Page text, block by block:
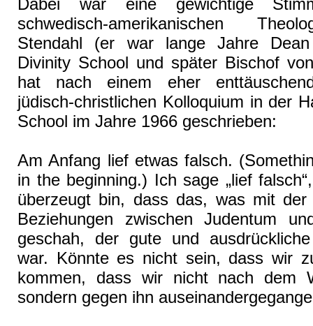
Dabei war eine gewichtige
schwedisch-amerikanischen
Stendahl (er war lange Jahre
Divinity School und später Bischof
hat nach einem eher
jüdisch-christlichen Kolloquium in der
School im Jahre 1966 geschrieben:
Am Anfang lief etwas falsch.
in the beginning.) Ich sage „lief
überzeugt bin, dass das, was mit der
Beziehungen zwischen Judentum
geschah, der gute und
war. Könnte es nicht sein, dass wir
kommen, dass wir nicht nach dem
sondern gegen ihn